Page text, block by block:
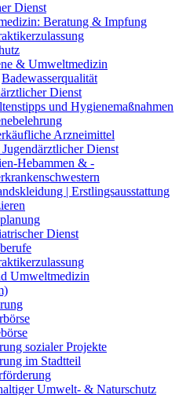
Dienst
Beratung & Impfung
& Umweltmedizin
Badewasserqualität
Dienst
und Hygienemaßnahmen
Arzneimittel
Dienst
Hebammen & -
| Erstlingsausstattung
Dienst
Umweltmedizin
sozialer Projekte
im Stadtteil
Umwelt- & Naturschutz